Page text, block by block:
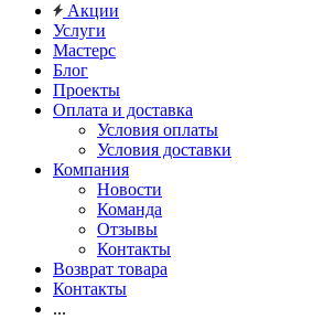
Акции
Услуги
Мастерс
Блог
Проекты
Оплата и доставка
Условия оплаты
Условия доставки
Компания
Новости
Команда
Отзывы
Контакты
Возврат товара
Контакты
...